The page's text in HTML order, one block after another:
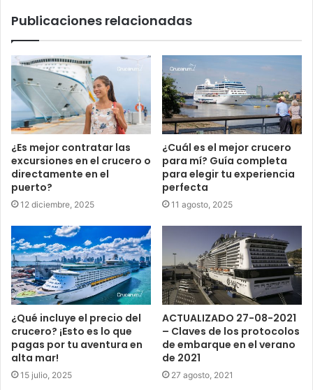
Publicaciones relacionadas
¿Es mejor contratar las
excursiones en el crucero o
directamente en el
puerto?
12 diciembre, 2025
¿Cuál es el mejor crucero
para mí? Guía completa
para elegir tu experiencia
perfecta
11 agosto, 2025
¿Qué incluye el precio del
crucero? ¡Esto es lo que
pagas por tu aventura en
alta mar!
15 julio, 2025
ACTUALIZADO 27-08-2021
– Claves de los protocolos
de embarque en el verano
de 2021
27 agosto, 2021